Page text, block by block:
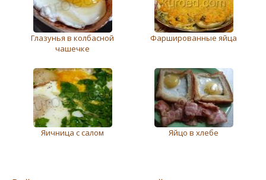
Глазунья в колбасной
чашечке
Фаршированные яйца
Яичница с салом Яйцо в хлебе